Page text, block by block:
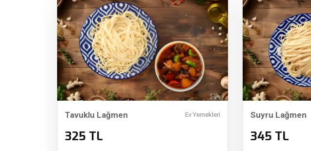
Tavuklu Lağmen Ev Yemekleri
325 TL
Suyru Lağmen
345 TL